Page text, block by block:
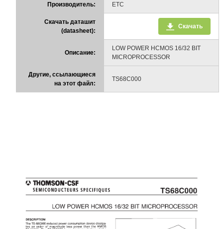
Производитель: ETC
Скачать даташит
(datasheet):
Скачать
Описание:
LOW POWER HCMOS 16/32 BIT
MICROPROCESSOR
Другие, ссылающиеся
на этот файл:
TS68C000